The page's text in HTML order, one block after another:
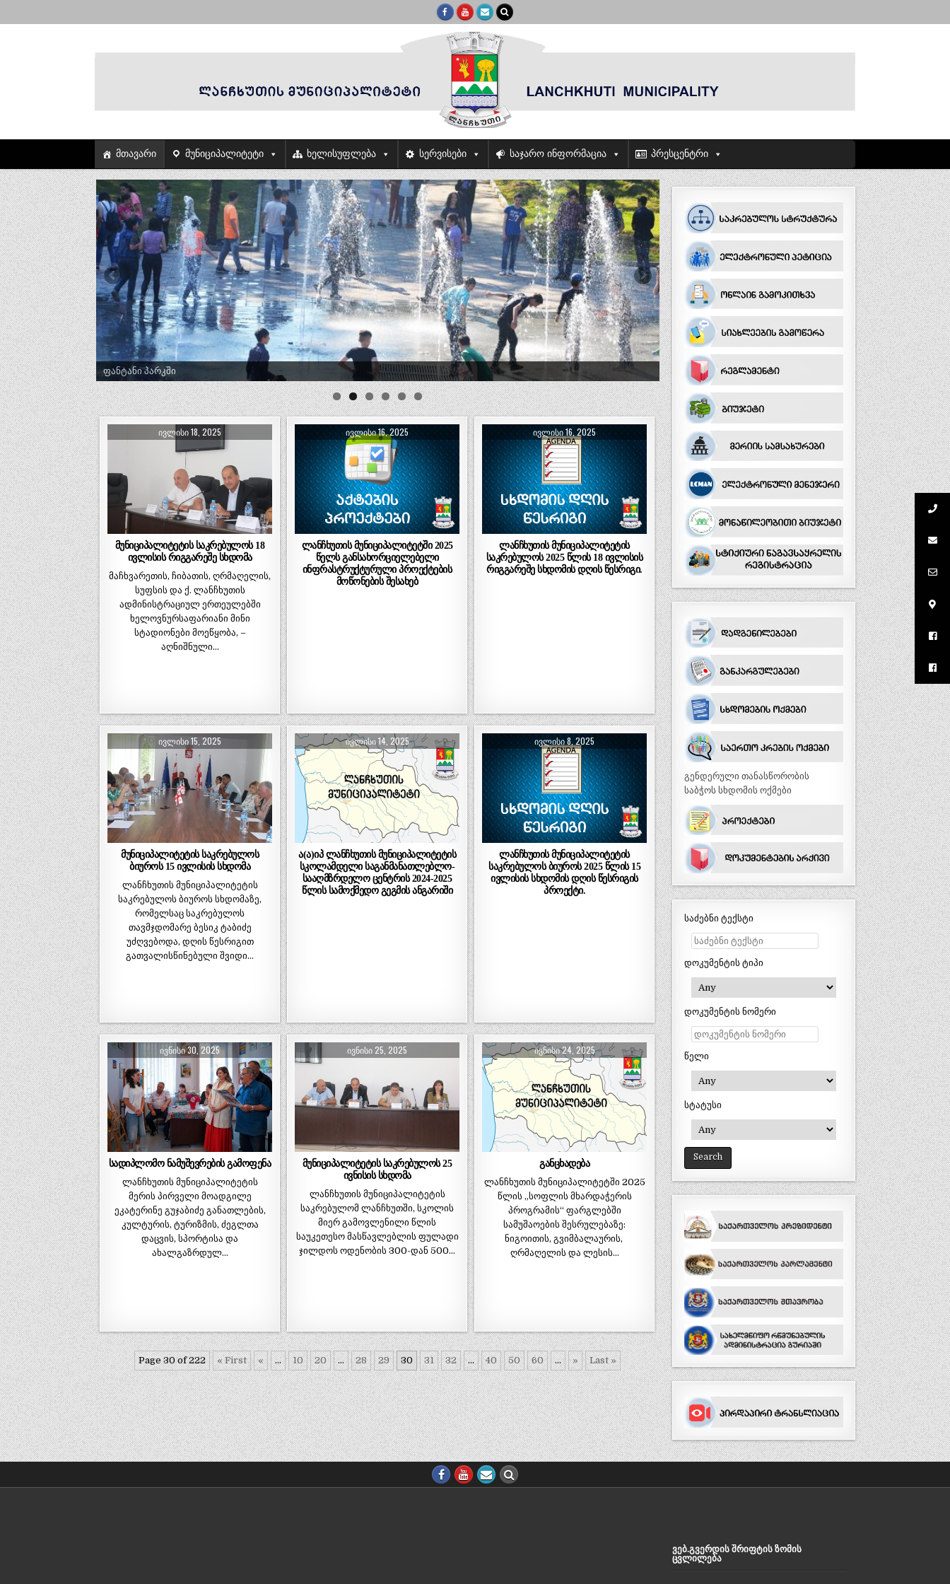
მთავარი მუნიციპალიტეტი ხელისუფლება სერვისები საჯარო ინფორმაცია პრესცენტრი
ფანტანი პარკში
ᲘᲕᲚᲘᲡᲘ 18, 2025
მუნიციპალიტეტის საკრებულოს 18
ივლისის რიგგარეშე სხდომა
მაჩხვარეთის, ჩიბათის, ღრმაღელის,
სუფსის და ქ. ლანჩხუთის
ადმინისტრაციულ ერთეულებში
ხელოვნურსაფარიანი მინი
სტადიონები მოეწყობა, –
აღნიშნული…
ᲘᲕᲚᲘᲡᲘ 16, 2025
ლანჩხუთის მუნიციპალიტეტში 2025
წელს განსახორციელებელი
ინფრასტრუქტურული პროექტების
მოწონების შესახებ
ᲘᲕᲚᲘᲡᲘ 16, 2025
ლანჩხუთის მუნიციპალიტეტის
საკრებულოს 2025 წლის 18 ივლისის
რიგგარეშე სხდომის დღის წესრიგი.
ᲘᲕᲚᲘᲡᲘ 15, 2025
მუნიციპალიტეტის საკრებულოს
ბიუროს 15 ივლისის სხდომა
ლანჩხუთის მუნიციპალიტეტის
საკრებულოს ბიუროს სხდომაზე,
რომელსაც საკრებულოს
თავმჯდომარე ბესიკ ტაბიძე
უძღვებოდა, დღის წესრიგით
გათვალისწინებული შვიდი…
ᲘᲕᲚᲘᲡᲘ 14, 2025
ა(ა)იპ ლანჩხუთის მუნიციპალიტეტის
სკოლამდელი საგანმანათლებლო-
სააღმზრდელო ცენტრის 2024-2025
წლის სამოქმედო გეგმის ანგარიში
ᲘᲕᲚᲘᲡᲘ 8, 2025
ლანჩხუთის მუნიციპალიტეტის
საკრებულოს ბიუროს 2025 წლის 15
ივლისის სხდომის დღის წესრიგის
პროექტი.
ᲘᲕᲜᲘᲡᲘ 30, 2025
სადიპლომო ნამუშევრების გამოფენა
ლანჩხუთის მუნიციპალიტეტის
მერის პირველი მოადგილე
ეკატერინე გუჯაბიძე განათლების,
კულტურის, ტურიზმის, ძეგლთა
დაცვის, სპორტისა და
ახალგაზრდულ…
ᲘᲕᲜᲘᲡᲘ 25, 2025
მუნიციპალიტეტის საკრებულოს 25
ივნისის სხდომა
ლანჩხუთის მუნიციპალიტეტის
საკრებულომ ლანჩხუთში, სკოლის
მიერ გამოვლენილი წლის
საუკეთესო მასწავლებლის ფულადი
ჯილდოს ოდენობის 300-დან 500…
ᲘᲕᲜᲘᲡᲘ 24, 2025
განცხადება
ლანჩხუთის მუნიციპალიტეტში 2025
წლის „სოფლის მხარდაჭერის
პროგრამის“ ფარგლებში
სამუშაოების შესრულებაზე:
ნიგოითის, გვიმბალაურის,
ღრმაღელის და ლესის…
Page 30 of 222 « First « ... 10 20 ... 28 29 30 31 32 ... 40 50 60 ... » Last »
გენდერული თანასწორობის
საბჭოს სხდომის ოქმები
საძებნი ტექსტი
დოკუმენტის ტიპი
დოკუმენტის ნომერი
წელი
სტატუსი
ᲕᲔᲑ.ᲒᲕᲔᲠᲓᲘᲡ ᲨᲠᲘᲤᲢᲘᲡ ᲖᲝᲛᲘᲡ
ᲪᲕᲚᲘᲚᲔᲑᲐ